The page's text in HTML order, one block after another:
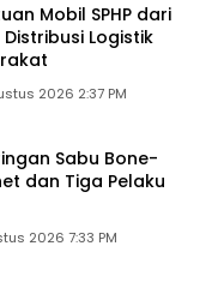
Mobil SPHP dari
Logistik
2026 2:37 PM
Sabu Bone-
dan Tiga Pelaku
2026 7:33 PM